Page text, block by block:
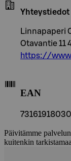
Yhteystiedot
Linnapaperi
Otavantie 11
https://
EAN
Päivitämme
kuitenkin